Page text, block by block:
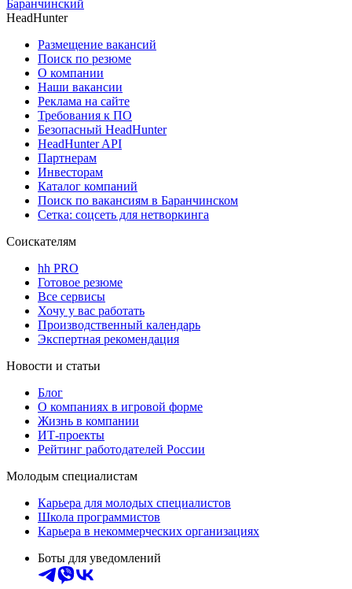
Баранчинский
HeadHunter
Размещение вакансий
Поиск по резюме
О компании
Наши вакансии
Реклама на сайте
Требования к ПО
Безопасный HeadHunter
HeadHunter API
Партнерам
Инвесторам
Каталог компаний
Поиск по вакансиям в Баранчинском
Сетка: соцсеть для нетворкинга
Соискателям
hh PRO
Готовое резюме
Все сервисы
Хочу у вас работать
Производственный календарь
Экспертная рекомендация
Новости и статьи
Блог
О компаниях в игровой форме
Жизнь в компании
ИТ-проекты
Рейтинг работодателей России
Молодым специалистам
Карьера для молодых специалистов
Школа программистов
Карьера в некоммерческих организациях
Боты для уведомлений